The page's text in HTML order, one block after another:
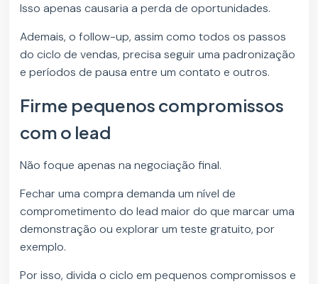
Isso apenas causaria a perda de oportunidades.
Ademais, o follow-up, assim como todos os passos
do ciclo de vendas, precisa seguir uma padronização
e períodos de pausa entre um contato e outros.
Firme pequenos compromissos
com o lead
Não foque apenas na negociação final.
Fechar uma compra demanda um nível de
comprometimento do lead maior do que marcar uma
demonstração ou explorar um teste gratuito, por
exemplo.
Por isso, divida o ciclo em pequenos compromissos e